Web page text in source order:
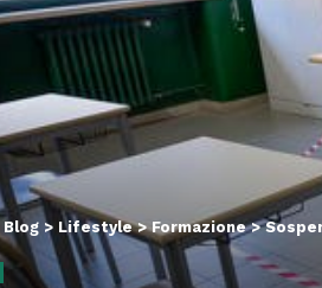
Blog > Lifestyle>Formazione>